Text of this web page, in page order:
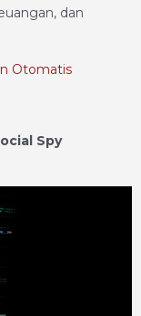
dan
Otomatis
Spy